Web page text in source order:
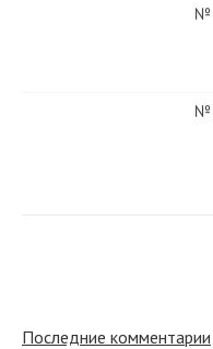
№
№
Последние комментарии